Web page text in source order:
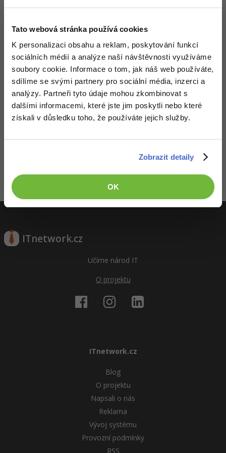
Tato webová stránka používá cookies
K personalizaci obsahu a reklam, poskytování funkcí
sociálních médií a analýze naší návštěvnosti využíváme
soubory cookie. Informace o tom, jak náš web používáte,
sdílíme se svými partnery pro sociální média, inzerci a
analýzy. Partneři tyto údaje mohou zkombinovat s
dalšími informacemi, které jste jim poskytli nebo které
získali v důsledku toho, že používáte jejich služby.
Zobrazit detaily
OK
WordPress specialista
SEO specialista
Umělá inteligence (AI)
Pro děti
Více
Fórum
Windows
Linux
Sítě
Kybernetická bezpečnost
Elektronický podpis
Ostatní
Fórum
Děláme co je v našich silách, aby byly zdejší diskuze co
registrovaní členové. Pro zapojení do diskuze sepřihlas .
Zobrazeno 2 zpráv z 2.
ITnetwork.cz
Učíme národ IT
O projektu
ITnetwork.cz
Blog
O projektu
Napsali o nás
Reklama
Vývoj systému
Provozní podmínky
RSS